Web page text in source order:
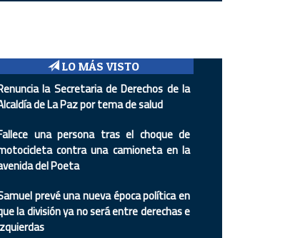
LO MÁS VISTO
la Secretaria de Derechos de la
de La Paz por tema de salud
una persona tras el choque de
contra una camioneta en la
del Poeta
prevé una nueva época política en
la división ya no será entre derechas e